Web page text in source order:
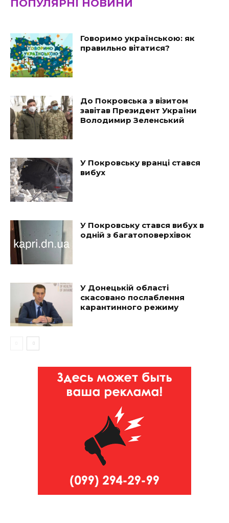
ПОПУЛЯРНІ НОВИНИ
Говоримо українською: як
правильно вітатися?
До Покровська з візитом
завітав Президент України
Володимир Зеленський
У Покровську вранці стався
вибух
У Покровську стався вибух в
одній з багатоповерхівок
У Донецькій області
скасовано послаблення
карантинного режиму